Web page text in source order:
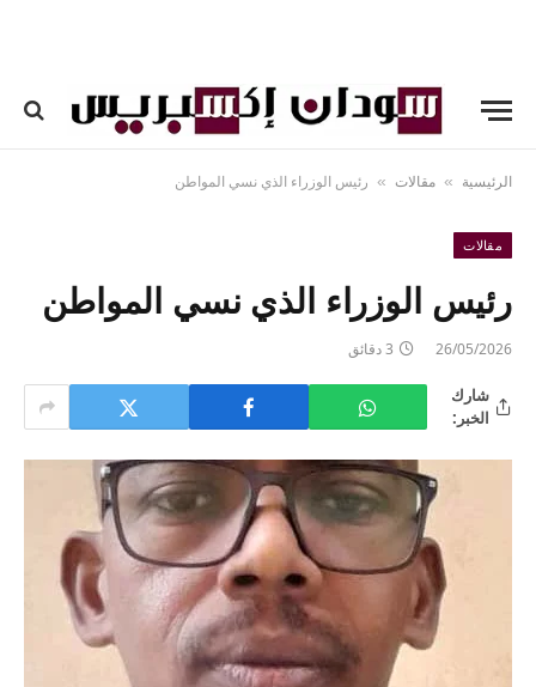
الرئيسية » مقالات » رئيس الوزراء الذي نسي المواطن
مقالات
رئيس الوزراء الذي نسي المواطن
26/05/2026 3 دقائق
شارك
الخبر: